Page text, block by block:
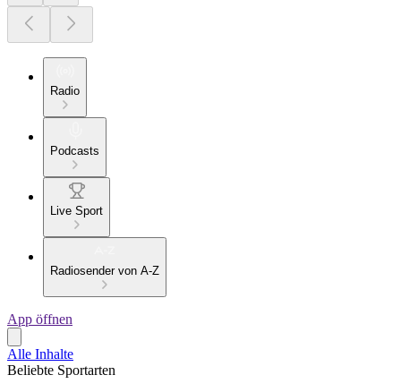
Radio
Podcasts
Live Sport
Radiosender von A-Z
App öffnen
Alle Inhalte
Beliebte Sportarten